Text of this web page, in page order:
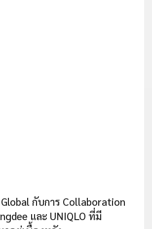
กับการ Collaboration
และ UNIQLO ที่มี